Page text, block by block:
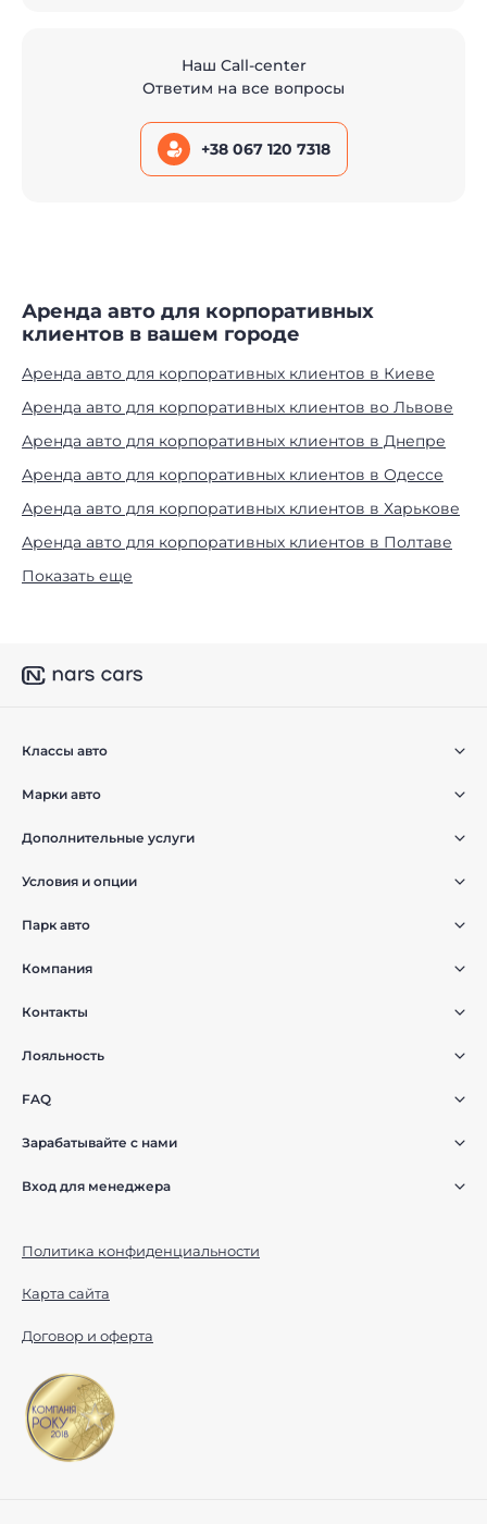
Наш Call-center
Ответим на все вопросы
+38 067 120 7318
Аренда авто для корпоративных
клиентов в вашем городе
Аренда авто для корпоративных клиентов в Киеве
Аренда авто для корпоративных клиентов во Львове
Аренда авто для корпоративных клиентов в Днепре
Аренда авто для корпоративных клиентов в Одессе
Аренда авто для корпоративных клиентов в Харькове
Аренда авто для корпоративных клиентов в Полтаве
Показать еще
Классы авто
Марки авто
Дополнительные услуги
Условия и опции
Парк авто
Компания
Контакты
Лояльность
FAQ
Зарабатывайте с нами
Вход для менеджера
Политика конфиденциальности
Карта сайта
Договор и оферта